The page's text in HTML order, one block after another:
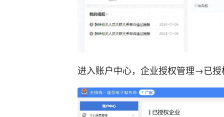
进入账户中心，企业授权管理→已授